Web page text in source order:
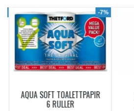
-7%
AQUA SOFT TOALETTPAPIR
6 RULLER